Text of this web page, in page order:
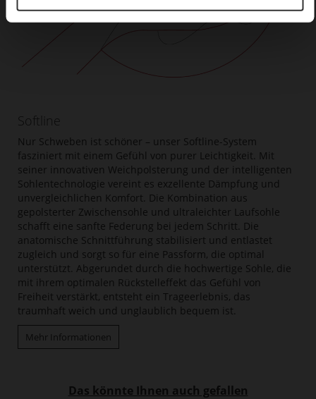
Softline
Nur Schweben ist schöner – unser Softline-System
fasziniert mit einem Gefühl von purer Leichtigkeit. Mit
seiner innovativen Weichpolsterung und der intelligenten
Sohlentechnologie vereint es exzellente Dämpfung und
unvergleichlichen Komfort. Die Kombination aus
gepolsterter Zwischensohle und ultraleichter Laufsohle
schafft eine sanfte Federung bei jedem Schritt. Die
anatomische Schnittführung stabilisiert und entlastet
zugleich und sorgt so für eine Passform, die optimal
unterstützt. Abgerundet durch die hochwertige Sohle, die
mit ihrem optimalen Rückstelleffekt das Gefühl von
Freiheit verstärkt, entsteht ein Trageerlebnis, das
traumhaft weich und unglaublich bequem ist.
Mehr Informationen
Das könnte Ihnen auch gefallen